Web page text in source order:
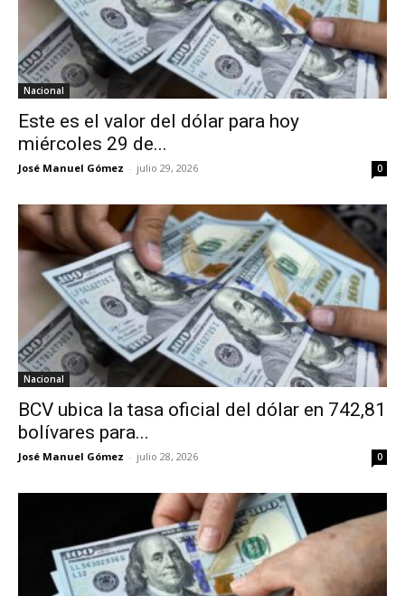
Nacional
Este es el valor del dólar para hoy
miércoles 29 de...
José Manuel Gómez - julio 29, 2026 0
Nacional
BCV ubica la tasa oficial del dólar en 742,81
bolívares para...
José Manuel Gómez - julio 28, 2026 0